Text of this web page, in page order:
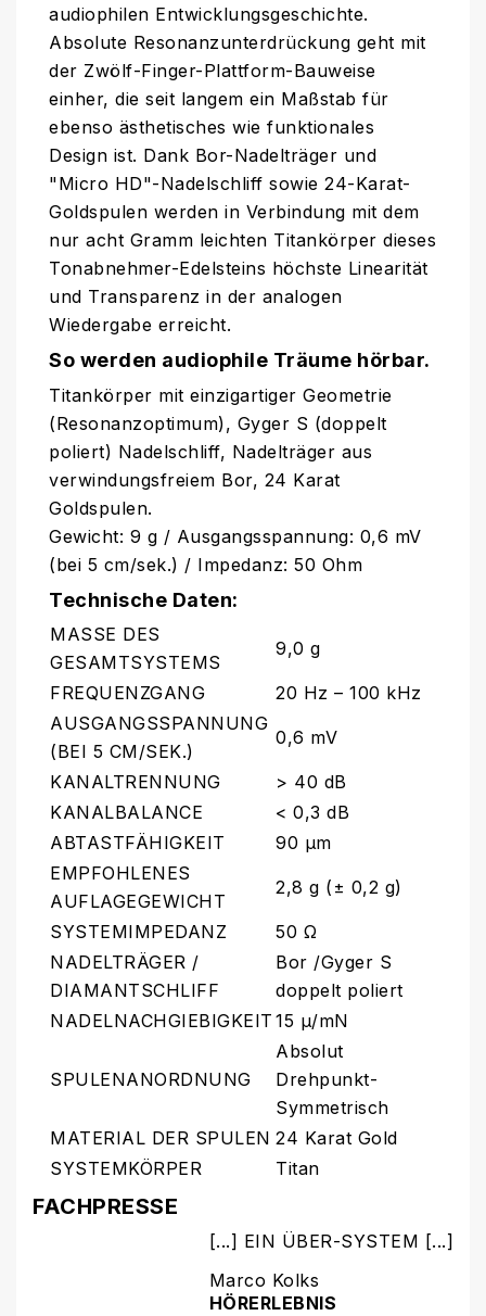
audiophilen Entwicklungsgeschichte.
Absolute Resonanzunterdrückung geht mit
der Zwölf-Finger-Plattform-Bauweise
einher, die seit langem ein Maßstab für
ebenso ästhetisches wie funktionales
Design ist. Dank Bor-Nadelträger und
"Micro HD"-Nadelschliff sowie 24-Karat-
Goldspulen werden in Verbindung mit dem
nur acht Gramm leichten Titankörper dieses
Tonabnehmer-Edelsteins höchste Linearität
und Transparenz in der analogen
Wiedergabe erreicht.
So werden audiophile Träume hörbar.
Titankörper mit einzigartiger Geometrie
(Resonanzoptimum), Gyger S (doppelt
poliert) Nadelschliff, Nadelträger aus
verwindungsfreiem Bor, 24 Karat
Goldspulen.
Gewicht: 9 g / Ausgangsspannung: 0,6 mV
(bei 5 cm/sek.) / Impedanz: 50 Ohm
Technische Daten:
MASSE DES
GESAMTSYSTEMS
9,0 g
FREQUENZGANG
20 Hz – 100 kHz
AUSGANGSSPANNUNG
(BEI 5 CM/SEK.)
0,6 mV
KANALTRENNUNG
> 40 dB
KANALBALANCE
< 0,3 dB
ABTASTFÄHIGKEIT
90 μm
EMPFOHLENES
AUFLAGEGEWICHT
2,8 g (± 0,2 g)
SYSTEMIMPEDANZ
50 Ω
NADELTRÄGER /
DIAMANTSCHLIFF
Bor /Gyger S
doppelt poliert
NADELNACHGIEBIGKEIT 15 μ/mN
SPULENANORDNUNG
Absolut
Drehpunkt-
Symmetrisch
MATERIAL DER SPULEN 24 Karat Gold
SYSTEMKÖRPER
Titan
FACHPRESSE
[...] EIN ÜBER-SYSTEM [...]
Marco Kolks
HÖRERLEBNIS